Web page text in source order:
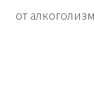
от